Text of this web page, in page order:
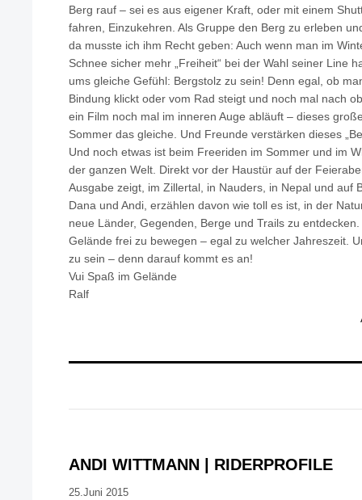
Berg rauf – sei es aus eigener Kraft, oder mit einem
fahren, Einzukehren. Als Gruppe den Berg zu erleben
da musste ich ihm Recht geben: Auch wenn man im
Schnee sicher mehr „Freiheit“ bei der Wahl seiner Line
ums gleiche Gefühl: Bergstolz zu sein! Denn egal, ob
Bindung klickt oder vom Rad steigt und noch mal nach
ein Film noch mal im inneren Auge abläuft – dieses
Sommer das gleiche. Und Freunde verstärken dieses
Und noch etwas ist beim Freeriden im Sommer und im
der ganzen Welt. Direkt vor der Haustür auf der
Ausgabe zeigt, im Zillertal, in Nauders, in Nepal und auf
Dana und Andi, erzählen davon wie toll es ist, in der
neue Länder, Gegenden, Berge und Trails zu
Gelände frei zu bewegen – egal zu welcher Jahreszeit.
zu sein – denn darauf kommt es an!
Vui Spaß im Gelände
Ralf
ANDI WITTMANN | RIDERPROFILE
25.Juni 2015